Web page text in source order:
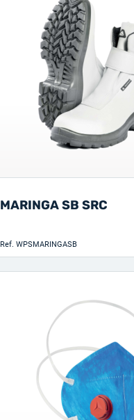
MARINGA SB SRC
Ref. WPSMARINGASB